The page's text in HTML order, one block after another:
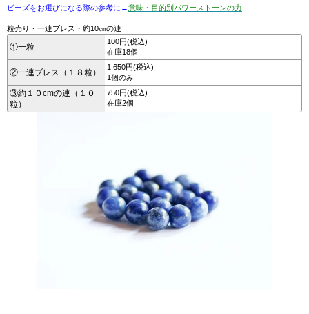
ビーズをお選びになる際の参考に→意味・目的別パワーストーンの力
粒売り・一連ブレス・約10㎝の連
①一粒
100円(税込)
在庫18個
②一連ブレス（１８粒）
1,650円(税込)
1個のみ
③約１０cmの連（１０
粒）
750円(税込)
在庫2個